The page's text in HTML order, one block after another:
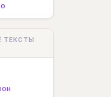
ТЕКСТЫ